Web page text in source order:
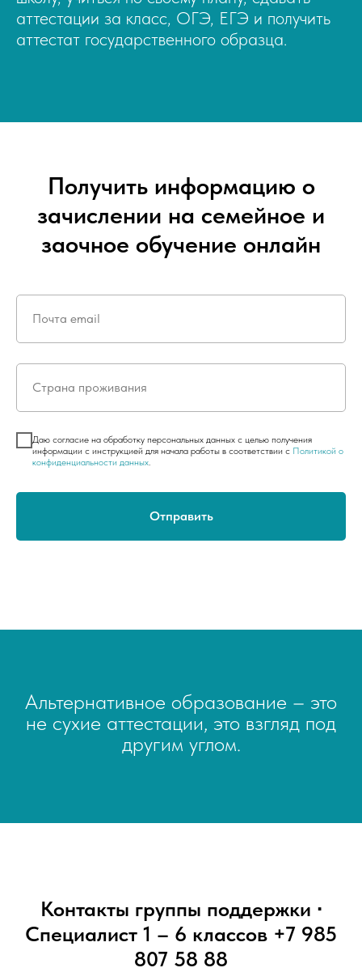
аттестации за класс, ОГЭ, ЕГЭ и получить
аттестат государственного образца.
Получить информацию о
зачислении на семейное и
заочное обучение онлайн
Почта email
Страна проживания
Даю согласие на обработку персональных данных с целью получения
информации с инструкцией для начала работы в соответствии с Политикой о
конфиденциальности данных.
Отправить
Альтернативное образование – это
не сухие аттестации, это взгляд под
другим углом.
Контакты группы поддержки ∙
Специалист 1 – 6 классов +7 985
807 58 88